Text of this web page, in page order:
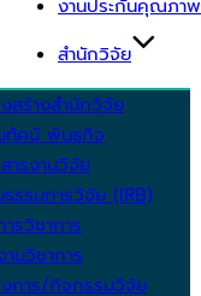
งานประกันคุณภาพ
สำนักวิจัย
สร้างสำนักวิจัย
ทัศน์ พันธกิจ
ารงานวิจัย
รรมการวิจัย (IRB)
รวิชาการ
นวิชาการ
งการ/กิจกรรมวิจัย